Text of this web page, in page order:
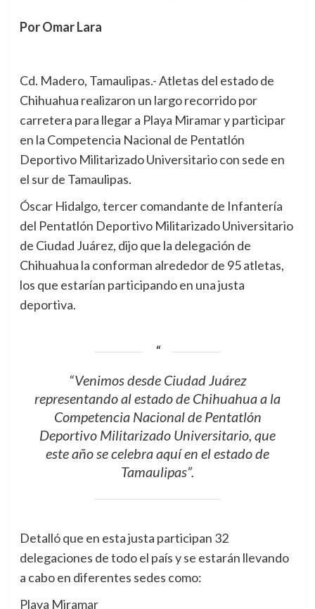
Por Omar Lara
Cd. Madero, Tamaulipas.- Atletas del estado de
Chihuahua realizaron un largo recorrido por
carretera para llegar a Playa Miramar y participar
en la Competencia Nacional de Pentatlón
Deportivo Militarizado Universitario con sede en
el sur de Tamaulipas.
Óscar Hidalgo, tercer comandante de Infantería
del Pentatlón Deportivo Militarizado Universitario
de Ciudad Juárez, dijo que la delegación de
Chihuahua la conforman alrededor de 95 atletas,
los que estarían participando en una justa
deportiva.
“Venimos desde Ciudad Juárez
representando al estado de Chihuahua a la
Competencia Nacional de Pentatlón
Deportivo Militarizado Universitario, que
este año se celebra aquí en el estado de
Tamaulipas”.
Detalló que en esta justa participan 32
delegaciones de todo el país y se estarán llevando
a cabo en diferentes sedes como:
Playa Miramar